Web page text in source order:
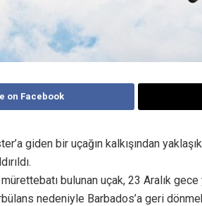
on Facebook
giden bir uçağın kalkışından
bulunan uçak, 23 Aralık gece
nedeniyle Barbados’a geri